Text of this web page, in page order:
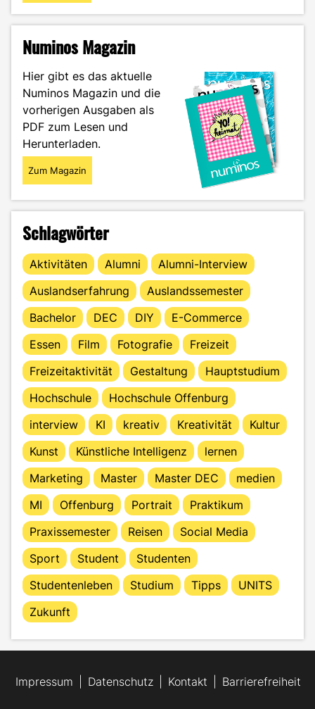
Skipping
mehr
nur
Seilspringen"
Numinos Magazin
Hier gibt es das aktuelle
Numinos Magazin und die
vorherigen Ausgaben als
PDF zum Lesen und
Herunterladen.
Zum Magazin
Schlagwörter
Aktivitäten Alumni
Alumni-Interview
Auslandserfahrung
Auslandssemester
Bachelor
DEC DIY
E-Commerce
Essen
Film Fotografie
Freizeit
Freizeitaktivität
Gestaltung
Hauptstudium
Hochschule
Hochschule Offenburg
interview
KI kreativ Kreativität
Kultur
Kunst
Künstliche Intelligenz
lernen
Marketing
Master Master DEC
medien
MI
Offenburg Portrait
Praktikum
Praxissemester
Reisen
Social Media
Sport
Student
Studenten
Studentenleben
Studium Tipps
UNITS
Zukunft
Impressum Datenschutz Kontakt Barrierefreiheit